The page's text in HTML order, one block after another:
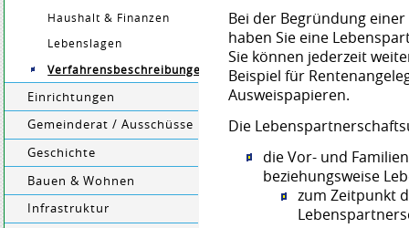
Haushalt & Finanzen
Lebenslagen
Verfahrensbeschreibungen
Einrichtungen
Gemeinderat / Ausschüsse
Geschichte
Bauen & Wohnen
Infrastruktur
Bei der Begründung
haben Sie eine
Sie können jederzeit
Beispiel für
Ausweispapieren.
Die
die Vor- und
beziehungsweise
zum Zeitpunkt